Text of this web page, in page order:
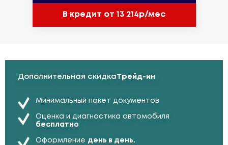
В кредит от 13 214р/мес
Дополнительная скидкаТрейд-ин
Минимальный пакет документов
Оценка и диагностика автомобиля
бесплатно
Оформление день в день.